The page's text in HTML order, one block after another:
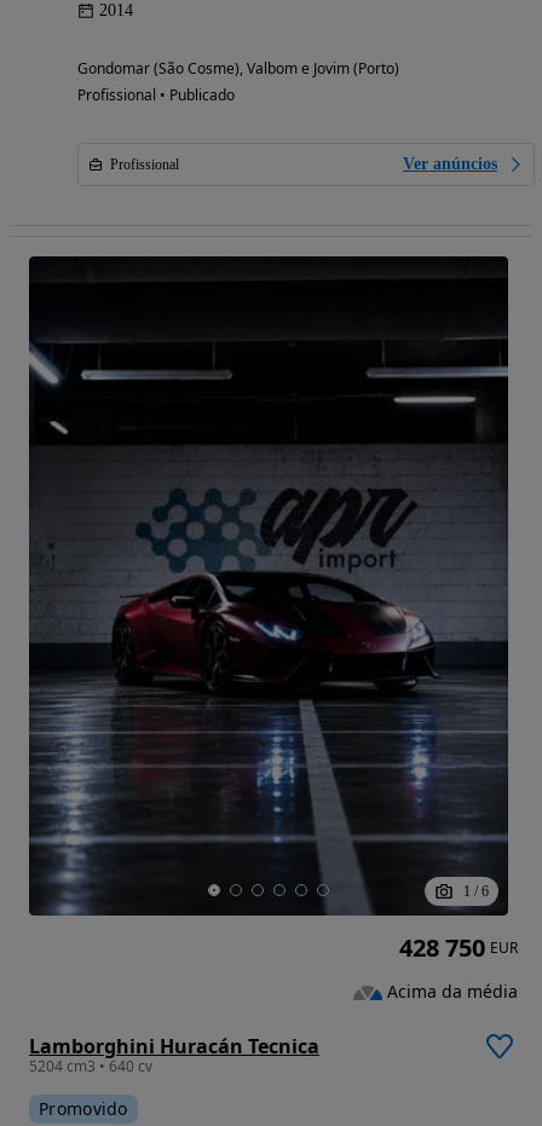
2014
Gondomar (São Cosme), Valbom e Jovim (Porto)
Profissional • Publicado
Profissional Ver anúncios
1 / 6
Lamborghini Huracán Tecnica
5204 cm3 • 640 cv
Promovido
428 750 EUR
Acima da média